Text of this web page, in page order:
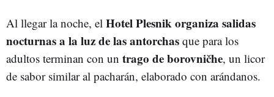
Al llegar la noche, el HotelPlesnikorganiza salidas
nocturnasa la luz delasantorchas que para los
adultos terminan con un trago de borovničhe, un licor
de sabor similar al pacharán, elaborado con arándanos.